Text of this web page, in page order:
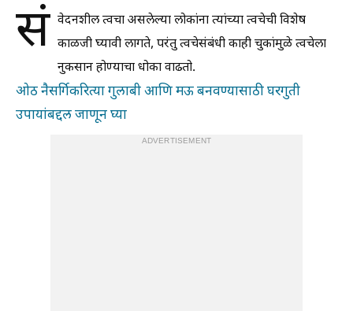
सं वेदनशील त्वचा असलेल्या लोकांना त्यांच्या त्वचेची विशेष
काळजी घ्यावी लागते, परंतु त्वचेसंबंधी काही चुकांमुळे त्वचेला
नुकसान होण्याचा धोका वाढतो.
ओठ नैसर्गिकरित्या गुलाबी आणि मऊ बनवण्यासाठी घरगुती
उपायांबद्दल जाणून घ्या
ADVERTISEMENT